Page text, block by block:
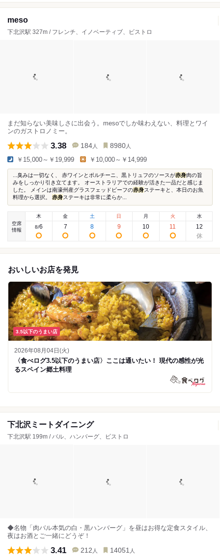
meso
下北沢駅 327m / フレンチ、イノベーティブ、ビストロ
まだ知らない美味しさに出会う。mesoでしか味わえない、料理とワイ
ンのガストロノミー。
3.38 184 人 8980 人
￥15,000～￥19,999 ￥10,000～￥14,999
...臭みは一切なく、 赤ワインとポルチーニ、黒トリュフのソースが赤身肉の旨
みをしっかり引き立てます。 オーストラリアでの経験が活きた一品だと感じま
した。 メインは南濠州産グラスフェッドビーフの赤身ステーキと、本日のお魚
料理から選択。 赤身ステーキは非常に柔らか...
空席
情報
木
8/6
金
7
土
8
日
9
月
10
火
11
水
12
おいしいお店を発見
3.5以下のうまい店
2026年08月04日(火)
〈食べログ3.5以下のうまい店〉ここは通いたい！ 現代の感性が光
るスペイン郷土料理
下北沢ミートダイニング
下北沢駅 199m / バル、ハンバーグ、ビストロ
◆名物「肉バル本気の白・黒ハンバーグ」を昼はお得な定食スタイル、
夜はお酒とご一緒にどうぞ！
3.41 212 人 14051 人